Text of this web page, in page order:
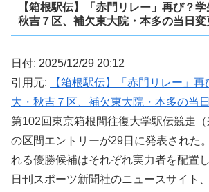
【箱根駅伝】「赤門リレー」再び？学
秋吉７区、補欠東大院・本多の当日変
日付: 2025/12/29 20:12
引用元:
【箱根駅伝】「赤門リレー」
大・秋吉７区、補欠東大院・本多の当
第102回東京箱根間往復大学駅伝競走（
の区間エントリーが29日に発表された
れる優勝候補はそれぞれ実力者を配置
日刊スポーツ新聞社のニュースサイト